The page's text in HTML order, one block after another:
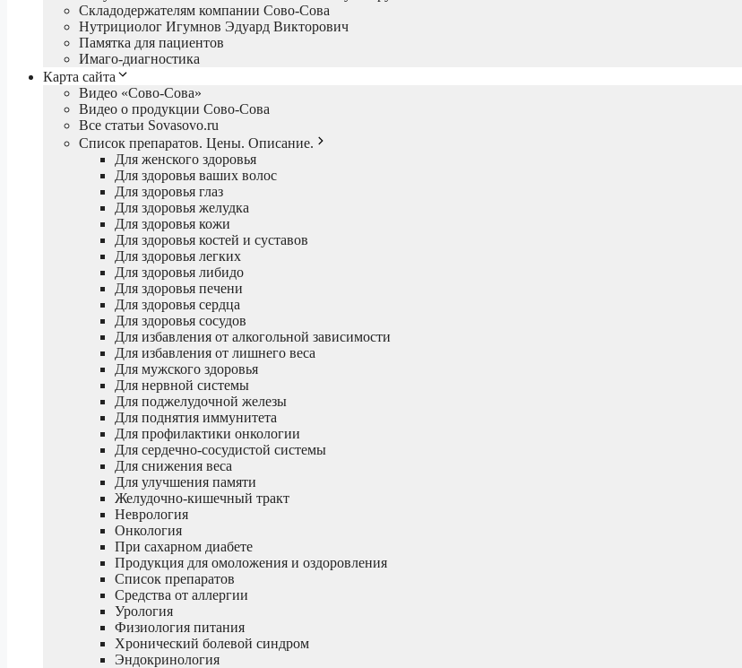
Складодержателям компании Сово-Сова
Нутрициолог Игумнов Эдуард Викторович
Памятка для пациентов
Имаго-диагностика
Карта сайта
Видео «Сово-Сова»
Видео о продукции Сово-Сова
Все статьи Sovasovo.ru
Список препаратов. Цены. Описание.
Для женского здоровья
Для здоровья ваших волос
Для здоровья глаз
Для здоровья желудка
Для здоровья кожи
Для здоровья костей и суставов
Для здоровья легких
Для здоровья либидо
Для здоровья печени
Для здоровья сердца
Для здоровья сосудов
Для избавления от алкогольной зависимости
Для избавления от лишнего веса
Для мужского здоровья
Для нервной системы
Для поджелудочной железы
Для поднятия иммунитета
Для профилактики онкологии
Для сердечно-сосудистой системы
Для снижения веса
Для улучшения памяти
Желудочно-кишечный тракт
Неврология
Онкология
При сахарном диабете
Продукция для омоложения и оздоровления
Список препаратов
Средства от аллергии
Урология
Физиология питания
Хронический болевой синдром
Эндокринология